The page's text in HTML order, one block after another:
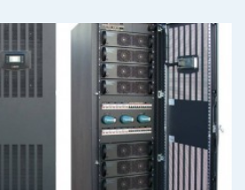
van oplossingen voor de